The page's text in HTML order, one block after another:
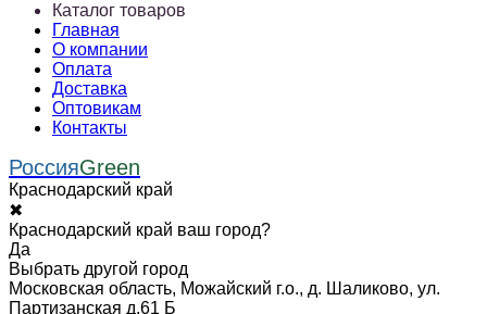
Каталог товаров
Главная
О компании
Оплата
Доставка
Оптовикам
Контакты
РоссияGreen
Краснодарский край
✖
Краснодарский край ваш город?
Да
Выбрать другой город
Московская область, Можайский г.о., д. Шаликово, ул.
Партизанская д.61 Б